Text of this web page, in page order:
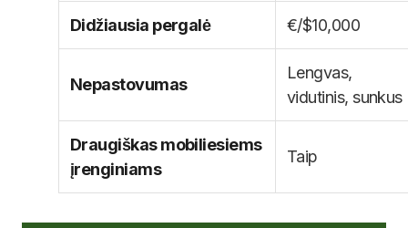
Didžiausia pergalė €/$10,000
Nepastovumas
Lengvas,
vidutinis, sunkus
Draugiškas mobiliesiems
įrenginiams
Taip